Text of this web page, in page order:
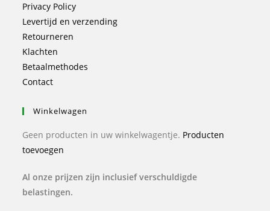
Privacy Policy
Levertijd en verzending
Retourneren
Klachten
Betaalmethodes
Contact
Winkelwagen
Geen producten in uw winkelwagentje. Producten
toevoegen
Al onze prijzen zijn inclusief verschuldigde
belastingen.